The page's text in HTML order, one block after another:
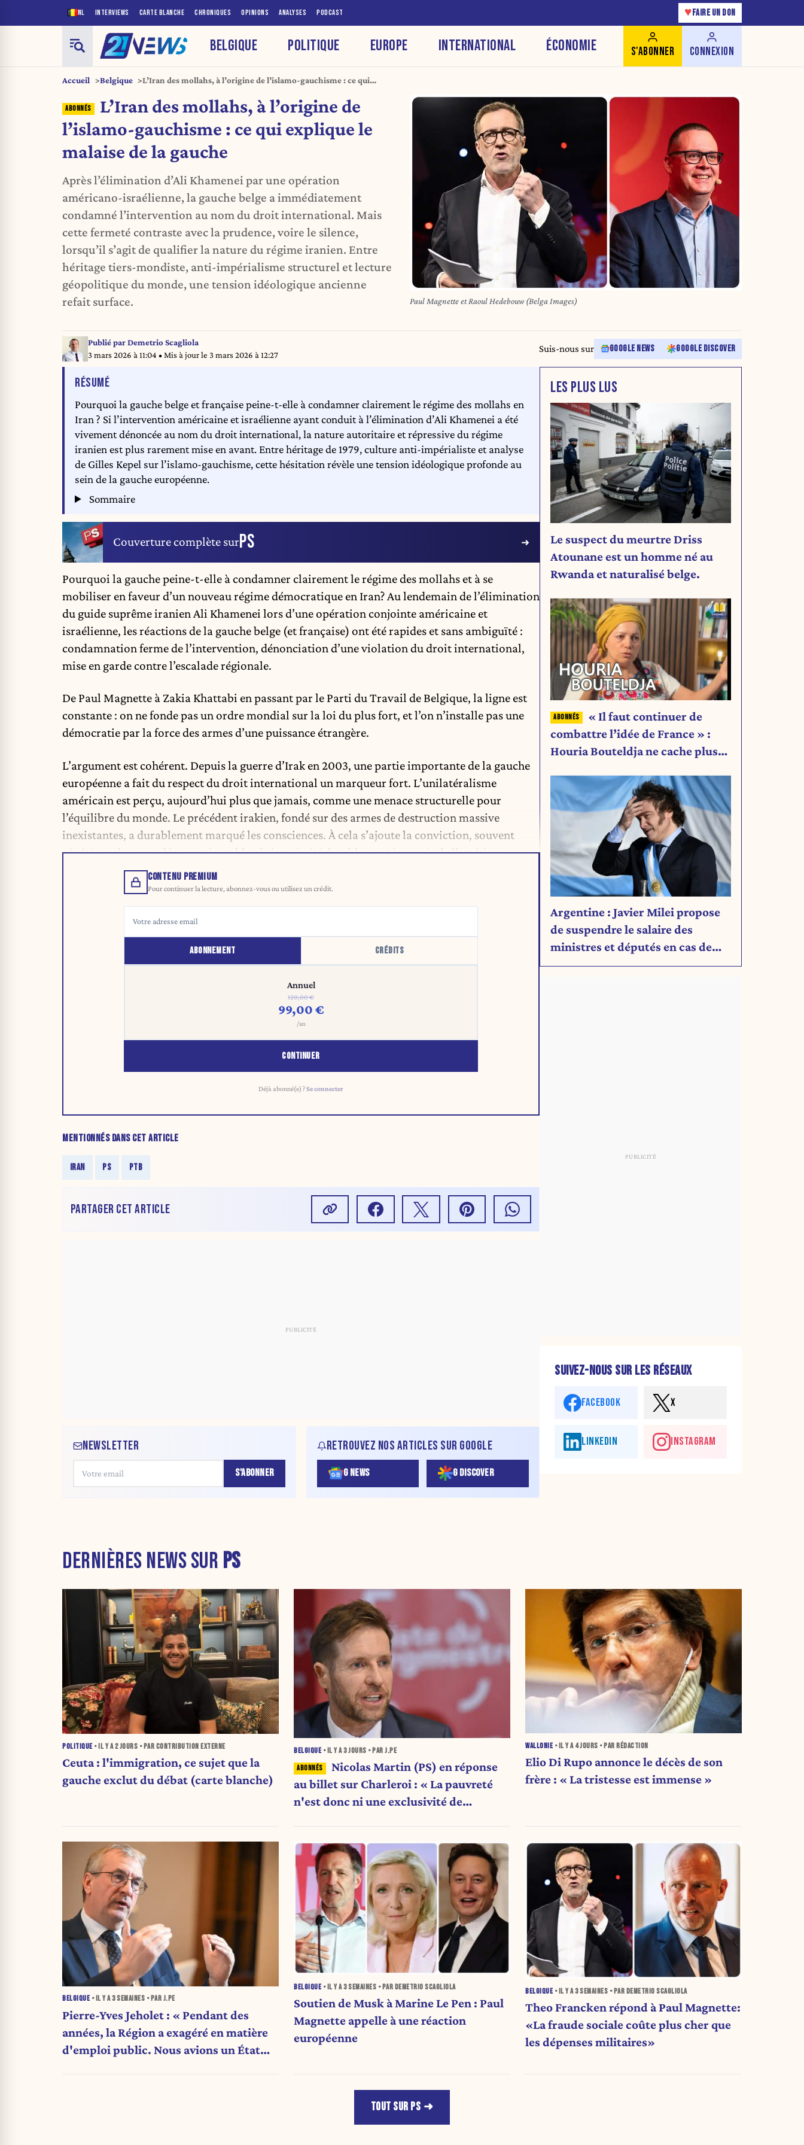
NL INTERVIEWS CARTE BLANCHE CHRONIQUES OPINIONS ANALYSES PODCAST ♥ FAIRE UN DON
BELGIQUE POLITIQUE EUROPE INTERNATIONAL ÉCONOMIE S'ABONNER CONNEXION
Accueil Belgique
L’Iran des mollahs, à l’origine de l’islamo-gauchisme : ce qui
L’Iran des mollahs, à l’origine de
l’islamo-gauchisme : ce qui explique le
malaise de la gauche
Après l’élimination d’Ali Khamenei par une opération
américano-israélienne, la gauche belge a immédiatement
condamné l’intervention au nom du droit international. Mais
cette fermeté contraste avec la prudence, voire le silence,
lorsqu’il s’agit de qualifier la nature du régime iranien. Entre
héritage tiers-mondiste, anti-impérialisme structurel et lecture
géopolitique du monde, une tension idéologique ancienne
refait surface.
Paul Magnette et Raoul Hedebouw (Belga Images)
Publié parDemetrio Scagliola
3 mars 2026 à 11:04 • Mis à jour le 3 mars 2026 à 12:27
Suis-nous sur GOOGLE NEWS GOOGLE DISCOVER
RÉSUMÉDE L'ARTICLE
Pourquoi la gauche belge et française peine-t-elle à condamner clairement le régime des mollahs en
Iran ? Si l’intervention américaine et israélienne ayant conduit à l’élimination d’Ali Khamenei a été
vivement dénoncée au nom du droit international, la nature autoritaire et répressive du régime
iranien est plus rarement mise en avant. Entre héritage de 1979, culture anti-impérialiste et analyse
de Gilles Kepel sur l’islamo-gauchisme, cette hésitation révèle une tension idéologique profonde au
sein de la gauche européenne.
Sommaire
Couverture complète surPS
Pourquoi la gauche peine-t-elle à condamner clairement le régime des mollahs et à se
mobiliser en faveur d’un nouveau régime démocratique en Iran? Au lendemain de l’élimination
du guide suprême iranien Ali Khamenei lors d’une opération conjointe américaine et
israélienne, les réactions de la gauche belge (et française) ont été rapides et sans ambiguïté :
condamnation ferme de l’intervention, dénonciation d’une violation du droit international,
mise en garde contre l’escalade régionale.
De Paul Magnette à Zakia Khattabi en passant par le Parti du Travail de Belgique, la ligne est
constante : on ne fonde pas un ordre mondial sur la loi du plus fort, et l’on n’installe pas une
démocratie par la force des armes d’une puissance étrangère.
L’argument est cohérent. Depuis la guerre d’Irak en 2003, une partie importante de la gauche
européenne a fait du respect du droit international un marqueur fort. L’unilatéralisme
américain est perçu, aujourd’hui plus que jamais, comme une menace structurelle pour
l’équilibre du monde. Le précédent irakien, fondé sur des armes de destruction massive
inexistantes, a durablement marqué les consciences. À cela s’ajoute la conviction, souvent
répétée, qu’aucune démocratie stable n’a jamais été durablement imposée de l’extérieur.
CONTENU PREMIUM
Pour continuer la lecture, abonnez-vous ou utilisez un crédit.
ABONNEMENT CRÉDITS
Annuel
120,00 €
99,00 €
/an
CONTINUER
Déjà abonné(e) ?Se connecter
MENTIONNÉS DANS CET ARTICLE
IRAN PS PTB
PARTAGER CET ARTICLE
NEWSLETTER
S'ABONNER
RETROUVEZ NOS ARTICLES SUR GOOGLE
G NEWS G DISCOVER
LES PLUS LUS
Le suspect du meurtre Driss
Atounane est un homme né au
Rwanda et naturalisé belge.
« Il faut continuer de
combattre l’idée de France » :
Houria Bouteldja ne cache plus
Argentine : Javier Milei propose
de suspendre le salaire des
ministres et députés en cas de
déficit budgétaire
SUIVEZ-NOUS SUR LES RÉSEAUX
FACEBOOK X
LINKEDIN INSTAGRAM
DERNIÈRES NEWS SUR PS
POLITIQUE • IL Y A2 JOURS • PAR CONTRIBUTION EXTERNE
Ceuta : l'immigration, ce sujet que la
gauche exclut du débat (carte blanche)
BELGIQUE • IL Y A3 JOURS • PAR J.PE
Nicolas Martin (PS) en réponse
au billet sur Charleroi : « La pauvreté
n'est donc ni une exclusivité de
WALLONIE • IL Y A 4 JOURS • PAR RÉDACTION
Elio Di Rupo annonce le décès de son
frère : « La tristesse est immense »
BELGIQUE • IL Y A3 SEMAINES • PAR J.PE
Pierre-Yves Jeholet : « Pendant des
années, la Région a exagéré en matière
d'emploi public. Nous avions un État
BELGIQUE • IL Y A3 SEMAINES • PAR DEMETRIO SCAGLIOLA
Soutien de Musk à Marine Le Pen : Paul
Magnette appelle à une réaction
européenne
BELGIQUE • IL Y A3 SEMAINES • PAR DEMETRIO SCAGLIOLA
Theo Francken répond à Paul Magnette:
«La fraude sociale coûte plus cher que
les dépenses militaires»
TOUT SUR PS